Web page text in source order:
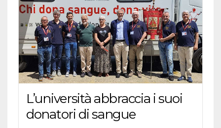
L’università abbraccia i suoi
donatori di sangue